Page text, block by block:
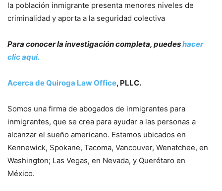
la población inmigrante presenta menores niveles de
criminalidad y aporta a la seguridad colectiva
Para conocer la investigación completa, puedeshacer
clic aquí.
Acerca de Quiroga Law Office, PLLC.
Somos una firma de abogados de inmigrantes para
inmigrantes, que se crea para ayudar a las personas a
alcanzar el sueño americano. Estamos ubicados en
Kennewick, Spokane, Tacoma, Vancouver, Wenatchee, en
Washington; Las Vegas, en Nevada, y Querétaro en
México.